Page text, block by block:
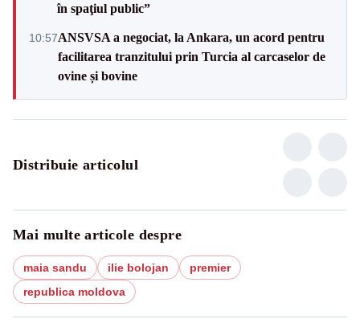
în spaţiul public”
10:57ANSVSA a negociat, la Ankara, un acord pentru
facilitarea tranzitului prin Turcia al carcaselor de
ovine și bovine
Distribuie articolul
Mai multe articole despre
maia sandu ilie bolojan
premier
republica moldova